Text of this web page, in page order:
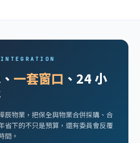
一套窗口 、24 小
辰物業，把保全與物業合併採購、合
省下的不只是預算，還有委員會反覆
間。